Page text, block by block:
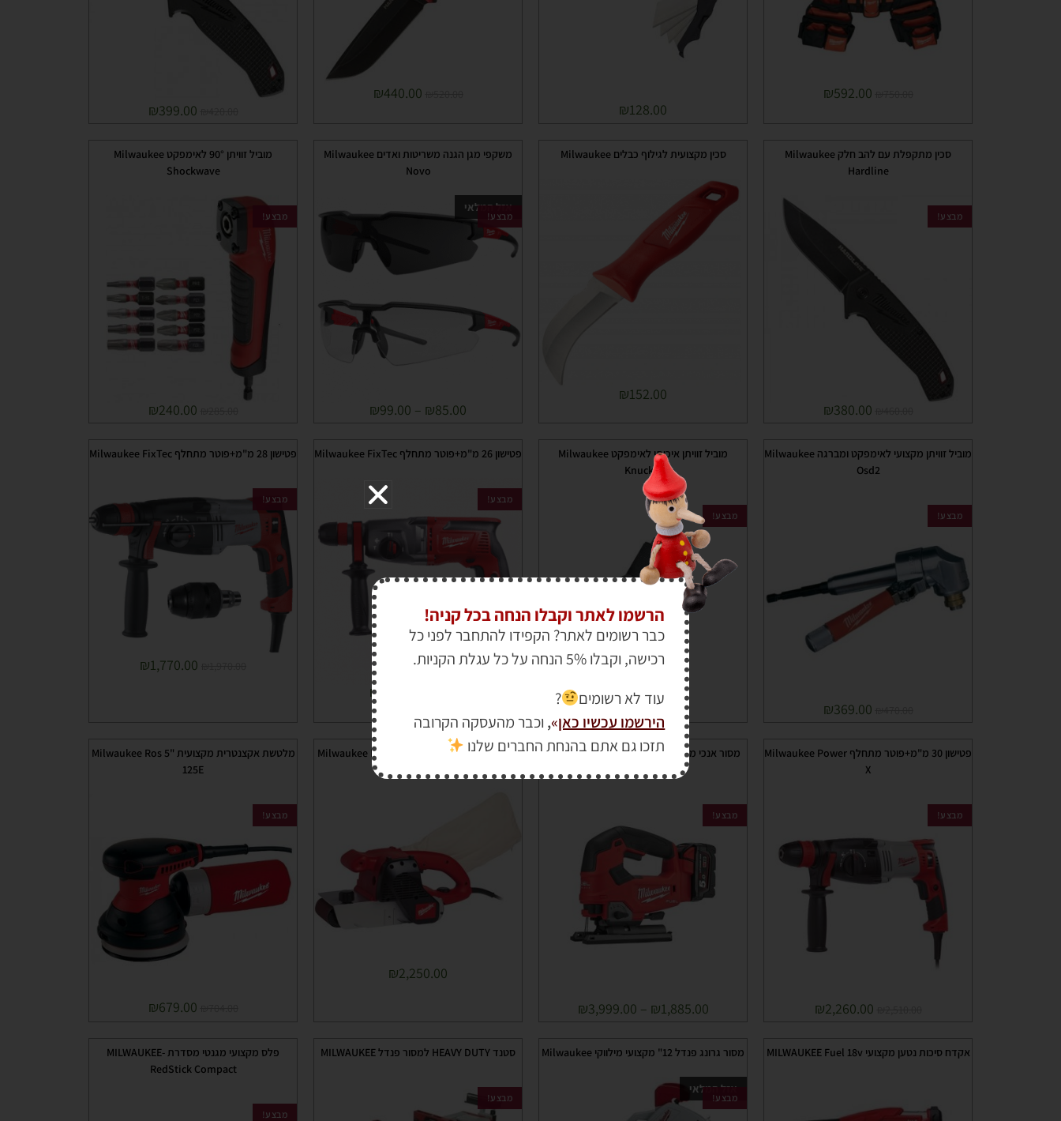
₪592.00
₪128.00
₪440.00
₪399.00
סכין מתקפלת עם להב חלק Milwaukee
Hardline
מבצע!
₪380.00
סכין מקצועית לגילוף כבלים Milwaukee
₪152.00
משקפי מגן הגנה משריטות ואדים Milwaukee
Novo
אזל המלאי
מבצע!
₪85.00
–
₪99.00
מוביל זוויתן 90° לאימפקט Milwaukee
Shockwave
מבצע!
₪240.00
מוביל זוויתן מקצועי לאימפקט ומברגה Milwaukee
Osd2
מבצע!
₪369.00
מוביל זוויתן איכותי לאימפקט Milwaukee
Knuckle
מבצע!
248.00
₪195.00
פטישון 26 מ"מ+פוטר מתחלף Milwaukee FixTec
מבצע!
₪
פטישון 28 מ"מ+פוטר מתחלף Milwaukee FixTec
מבצע!
₪1,770.00
פטישון 30 מ"מ+פוטר מתחלף Milwaukee Power
X
מבצע!
₪2,260.00
מסור אנכי מקצועי נטען MILWAUKEE Fuel 18V
מבצע!
₪1,885.00
–
₪3,999.00
מלטשת סרט מקצועית "4 Milwaukee Bs 100Le
₪2,250.00
מלטשת אקצנטרית מקצועית "5 Milwaukee Ros
125E
מבצע!
₪679.00
אקדח סיכות נטען מקצועי MILWAUKEE Fuel 18v מסור גרונג פנדל 12" מקצועי מילווקי Milwaukee
אזל המלאי
מבצע!
סטנד HEAVY DUTY למסור פנדל MILWAUKEE
מבצע!
פלס מקצועי מגנטי מסדרת MILWAUKEE-
RedStick Compact
מבצע!
הרשמו לאתר וקבלו הנחה בכל קניה!
כבר רשומים לאתר? הקפידו להתחבר לפני כל
רכישה, וקבלו 5% הנחה על כל עגלת הקניות.
עוד לא רשומים
?
הירשמו עכשיו כאן»
, וכבר מהעסקה הקרובה
תזכו גם אתם בהנחת החברים שלנו